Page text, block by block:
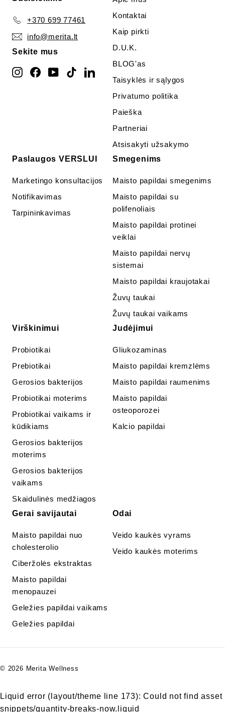
+370 699 77461
info@merita.lt
Sekite mus
InstagramFacebookYouTube
TikTok
Kontaktai
Kaip pirkti
D.U.K.
BLOG'as
Taisyklės ir sąlygos
Privatumo politika
Paieška
Partneriai
Atsisakyti užsakymo
Paslaugos VERSLUI
Marketingo konsultacijos
Notifikavimas
Tarpininkavimas
Smegenims
Maisto papildai smegenims
Maisto papildai su
polifenoliais
Maisto papildai protinei
veiklai
Maisto papildai nervų
sistemai
Maisto papildai kraujotakai
Žuvų taukai
Žuvų taukai vaikams
Virškinimui
Probiotikai
Prebiotikai
Gerosios bakterijos
Probiotikai moterims
Probiotikai vaikams ir
kūdikiams
Gerosios bakterijos
moterims
Gerosios bakterijos
vaikams
Skaidulinės medžiagos
Judėjimui
Gliukozaminas
Maisto papildai kremzlėms
Maisto papildai raumenims
Maisto papildai
osteoporozei
Kalcio papildai
Gerai savijautai
Maisto papildai nuo
cholesterolio
Ciberžolės ekstraktas
Maisto papildai
menopauzei
Geležies papildai vaikams
Geležies papildai
Odai
Veido kaukės vyrams
Veido kaukės moterims
© 2026 Merita Wellness
Liquid error (layout/theme line 173): Could not find asset
snippets/quantity-breaks-now.liquid